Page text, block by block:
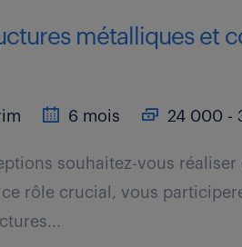
métalliques et
6 mois 24 000 -
souhaitez-vous
rôle crucial, vous